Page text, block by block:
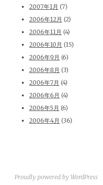
2007年1月 (7)
2006年12月 (2)
2006年11月 (4)
2006年10月 (15)
2006年9月 (6)
2006年8月 (3)
2006年7月 (4)
2006年6月 (4)
2006年5月 (6)
2006年4月 (36)
Proudly powered by WordPress